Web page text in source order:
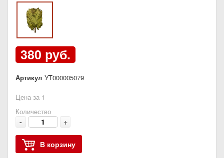
380 руб.
Артикул УТ000005079
Цена за 1
Количество
- +
В корзину